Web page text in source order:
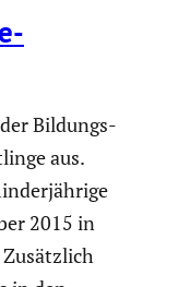
Bildungs­
aus.
2015 in